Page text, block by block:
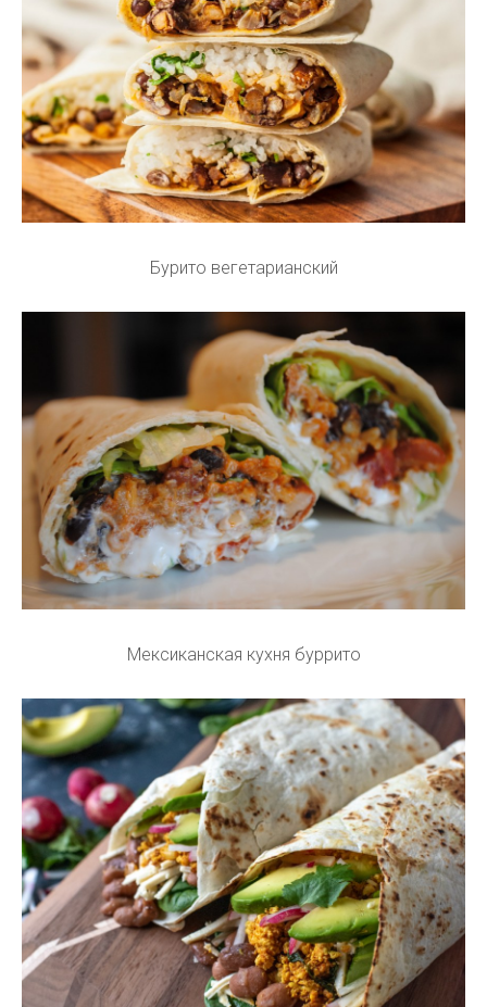
Бурито вегетарианский
Мексиканская кухня буррито